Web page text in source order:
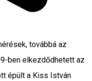
továbbá az
ben elkezdődhetett az
épült a Kiss István